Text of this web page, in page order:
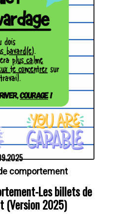
comportement
Les billets de
(Version 2025)